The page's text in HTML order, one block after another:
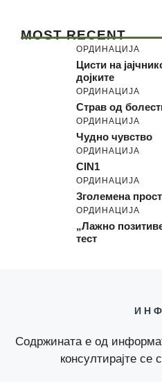
MOST RECENT
ОРДИНАЦИЈА
Цисти на
дојките
ОРДИНАЦИЈА
Страв од
ОРДИНАЦИЈА
Чудно чувство
ОРДИНАЦИЈА
CIN1
ОРДИНАЦИЈА
Зголемена
ОРДИНАЦИЈА
„Лажно
тест
Содржината е од
консултирајте се